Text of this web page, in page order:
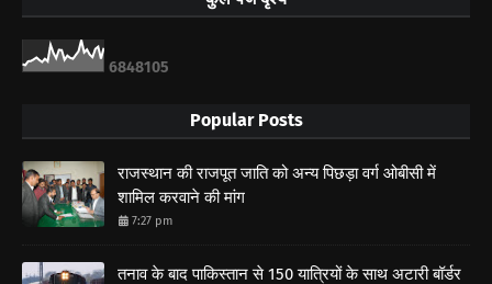
6848105
Popular Posts
राजस्थान की राजपूत जाति को अन्य पिछड़ा वर्ग ओबीसी में
शामिल करवाने की मांग
7:27 pm
तनाव के बाद पाकिस्तान से 150 यात्रियों के साथ अटारी बॉर्डर